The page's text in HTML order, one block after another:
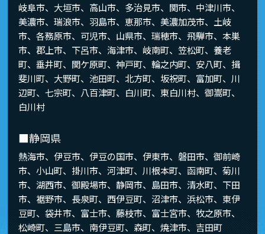
岐阜市、大垣市、高山市、多治見市、関市、中津川市、
美濃市、瑞浪市、羽島市、恵那市、美濃加茂市、土岐
市、各務原市、可児市、山県市、瑞穂市、飛騨市、本巣
市、郡上市、下呂市、海津市、岐南町、笠松町、養老
町、垂井町、関ケ原町、神戸町、輪之内町、安八町、揖
斐川町、大野町、池田町、北方町、坂祝町、富加町、川
辺町、七宗町、八百津町、白川町、東白川村、御嵩町、
白川村
■静岡県
熱海市、伊豆市、伊豆の国市、伊東市、磐田市、御前崎
市、小山町、掛川市、河津町、川根本町、函南町、菊川
市、湖西市、御殿場市、静岡市、島田市、清水町、下田
市、裾野市、長泉町、西伊豆町、沼津市、浜松市、東伊
豆町、袋井市、富士市、藤枝市、富士宮市、牧之原市、
松崎町、三島市、南伊豆町、森町、焼津市、吉田町